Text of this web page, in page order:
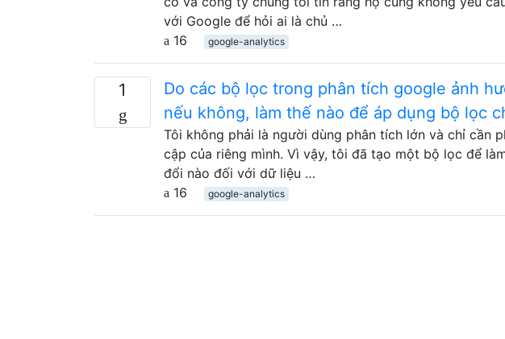
với Google để hỏi ai là chủ …
16
google-analytics
1
Do các bộ lọc trong phân tích google ảnh
nếu không, làm thế nào để áp dụng bộ lọc
Tôi không phải là người dùng phân tích lớn và chỉ cần
cập của riêng mình. Vì vậy, tôi đã tạo một bộ lọc để
đổi nào đối với dữ liệu …
16
google-analytics